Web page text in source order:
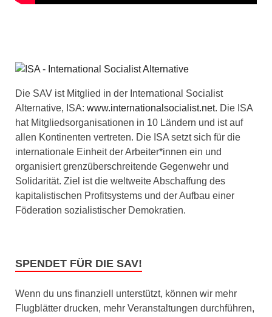
Die SAV ist Mitglied in der International Socialist
Alternative, ISA: www.internationalsocialist.net. Die ISA
hat Mitgliedsorganisationen in 10 Ländern und ist auf
allen Kontinenten vertreten. Die ISA setzt sich für die
internationale Einheit der Arbeiter*innen ein und
organisiert grenzüberschreitende Gegenwehr und
Solidarität. Ziel ist die weltweite Abschaffung des
kapitalistischen Profitsystems und der Aufbau einer
Föderation sozialistischer Demokratien.
SPENDET FÜR DIE SAV!
Wenn du uns finanziell unterstützt, können wir mehr
Flugblätter drucken, mehr Veranstaltungen durchführen,